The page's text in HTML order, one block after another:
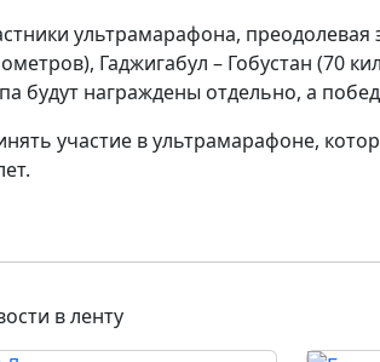
ультрамарафона, преодолевая
Гаджигабул – Гобустан (70
будут награждены отдельно, а
участие в ультрамарафоне,
в ленту